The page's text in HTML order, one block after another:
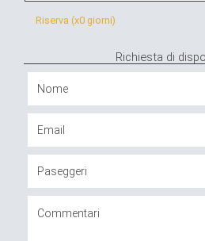
Riserva (x0 giorni)
Richiesta di